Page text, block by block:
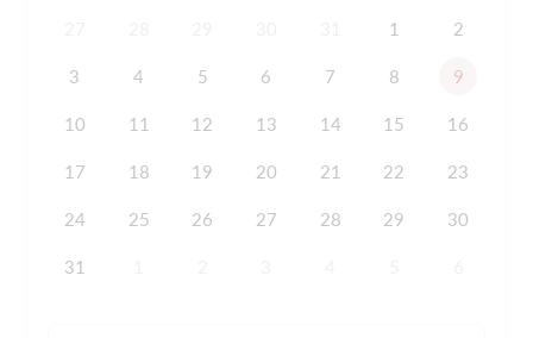
1 2
3 4 5 6 7 8 9
10 11 12 13 14 15 16
17 18 19 20 21 22 23
24 25 26 27 28 29 30
31